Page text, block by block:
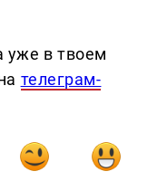
уже в твоем
телеграм-